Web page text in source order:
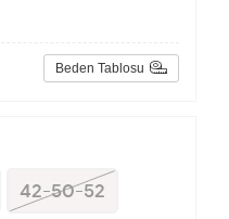
Beden Tablosu
42-50-52